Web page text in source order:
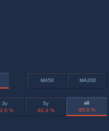
MA50 MA200
3y
%
5y
-92,4 %
all
-85,6 %